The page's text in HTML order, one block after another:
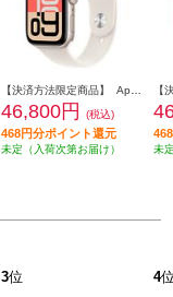
46,800円 (税込)
468円分ポイント還元
未定（入荷次第お届け） 未
3位 4